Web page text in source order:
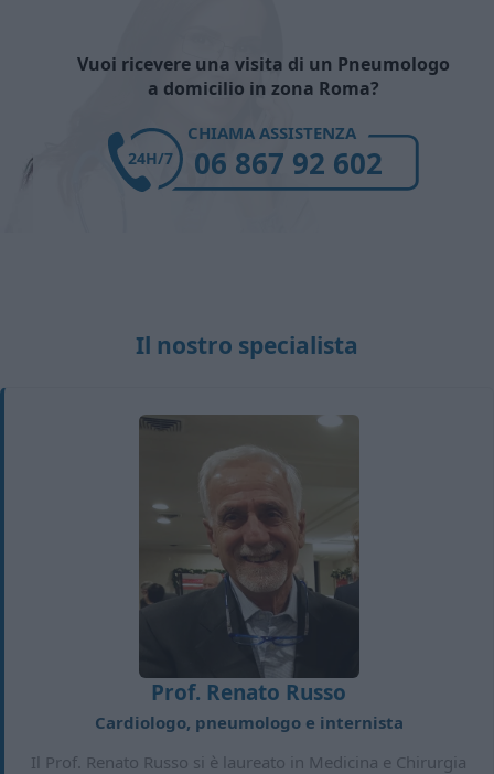
Vuoi ricevere una visita di un Pneumologo
a domicilio in zona Roma?
CHIAMA ASSISTENZA
06 867 92 602
24H/7
Il nostro specialista
Prof. Renato Russo
Cardiologo, pneumologo e internista
Il Prof. Renato Russo si è laureato in Medicina e Chirurgia